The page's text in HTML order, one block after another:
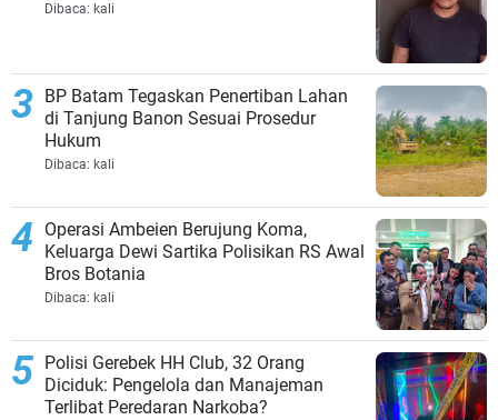
Dibaca: kali
BP Batam Tegaskan Penertiban Lahan
di Tanjung Banon Sesuai Prosedur
Hukum
Dibaca: kali
Operasi Ambeien Berujung Koma,
Keluarga Dewi Sartika Polisikan RS Awal
Bros Botania
Dibaca: kali
Polisi Gerebek HH Club, 32 Orang
Diciduk: Pengelola dan Manajeman
Terlibat Peredaran Narkoba?